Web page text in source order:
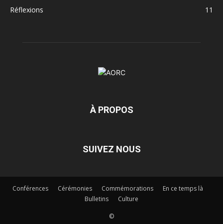
Réflexions
11
À PROPOS
SUIVEZ NOUS
Conférences Cérémonies Commémorations
En ce temps là
Bulletins
Culture
©